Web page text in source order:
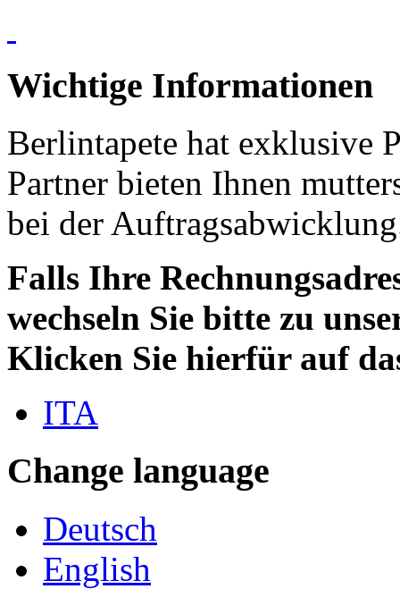
Wichtige Informationen
Berlintapete hat exklusive
Partner bieten Ihnen
bei der
Falls Ihre
wechseln Sie bitte zu
Klicken Sie hierfür auf
ITA
Change language
Deutsch
English